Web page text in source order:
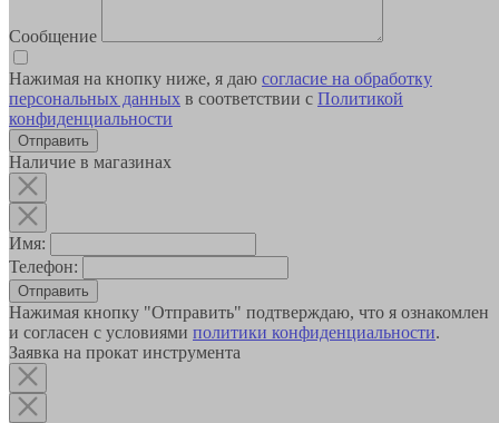
Сообщение
Нажимая на кнопку ниже, я даю согласие на обработку
персональных данных в соответствии с Политикой
конфиденциальности
Наличие в магазинах
Имя:
Телефон:
Отправить
Нажимая кнопку "Отправить" подтверждаю, что я ознакомлен
и согласен с условиями политики конфиденциальности.
Заявка на прокат инструмента